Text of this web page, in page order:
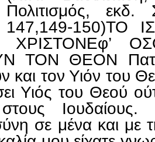
Πολιτισμός,
147,149-150)ΤΟ
ΧΡΙΣΤΟΝΕφ’
ΤΟΝ ΘΕΟΝ
και τον Υιόν του
Υιός του Θεού
σε μένα και